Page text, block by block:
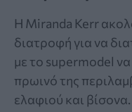
Η Miranda Kerr
διατροφή για να
με το supermodel
πρωινό της
ελαφιού και βίσονα.